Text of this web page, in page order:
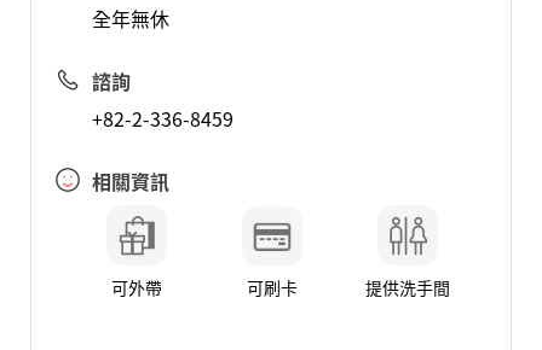
全年無休
諮詢
+82-2-336-8459
相關資訊
可外帶 可刷卡 提供洗手間